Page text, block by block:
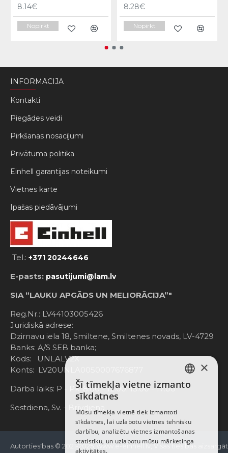
8.14€
Nopirkt
8.28€
Nopirkt
INFORMĀCIJA
Kontakti
Piegādes veidi
Pirkšanas nosacījumi
Privātuma politika
Einhell garantijas noteikumi
Vietnes karte
Ipašas piedāvājumi
Tel.: +371 20244646
E-pasts: pasutijumi@lam.lv
SIA “LAUKU APGĀDS UN MELIORĀCIJA”"
Reg.Nr.: LV44103005426
Juridiskā adrese:
Dzirnavu iela 18, Smiltene, Smiltenes novads, LV-4729
Banks: A/S SEB banka;
Kods: UNLALV2X
Konts: LV20UNLA0050007676877
Darba laiks: P - Pk. 8:00 - 12:00; 13:00 - 17:00
Sestdiena, Sv. - Brīvdiena
Autortiesības © 2021-2025, www.e-einhell.lv, Visas tiesības
LATVIAN
ENGLISH
×
Šī tīmekļa vietne izmanto
sīkdatnes
Mūsu tīmekļa vietnē tiek izmantoti
sīkdatnes, lai uzlabotu vietnes tehnisku
darbību, analizētu vietnes izmantošanas
statistiku, un uzlabotu mūsu mārketinga
aktivitātes.